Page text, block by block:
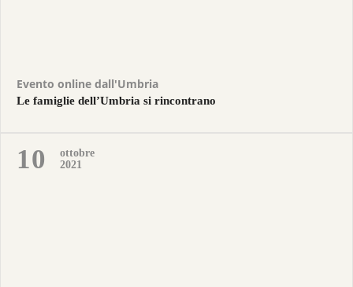
Evento online dall'Umbria
Le famiglie dell’Umbria si rincontrano
10
ottobre
2021